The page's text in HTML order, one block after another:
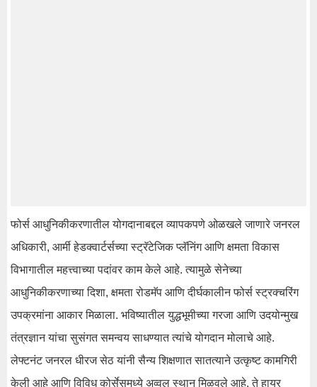
फोर्स आधुनिकीकरणातील योगदानाबद्दल व्यापकपणे ओळखले जाणारे जनरल
अधिकारी, आर्मी हेडक्वार्टर्सच्या स्ट्रॅटेजिक प्लॅनिंग आणि क्षमता विकास
विभागातील महत्त्वाच्या पदांवर काम केले आहे. त्यामुळे सेनेच्या
आधुनिकीकरणाच्या दिशा, क्षमता रोडमॅप आणि दीर्घकालीन फोर्स स्ट्रक्चरिंग
उपक्रमांना आकार मिळाला. भविष्यातील युद्धभूमीच्या गरजा आणि उदयोन्मुख
तंत्रज्ञान यांचा सुसंगत समन्वय साधण्यात त्यांचे योगदान मोलाचे आहे.
लेफ्टनंट जनरल धीरज सेठ यांनी सैन्य शिक्षणात सातत्याने उत्कृष्ट कामगिरी
केली आहे आणि विविध कोर्सेसमध्ये अव्वल स्थान मिळवले आहे. ते हायर